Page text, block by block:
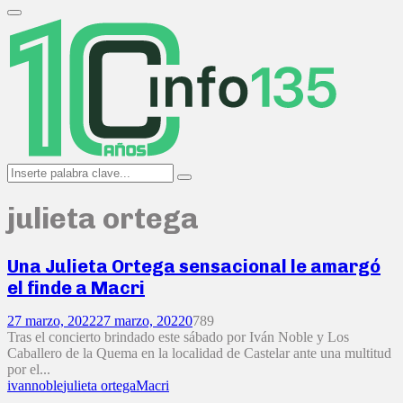
Primary
Menu
Search
for:
Search
julieta ortega
Una Julieta Ortega sensacional le amargó
el finde a Macri
27 marzo, 202227 marzo, 20220789
Tras el concierto brindado este sábado por Iván Noble y Los
Caballero de la Quema en la localidad de Castelar ante una multitud
por el...
ivannoblejulieta ortegaMacri